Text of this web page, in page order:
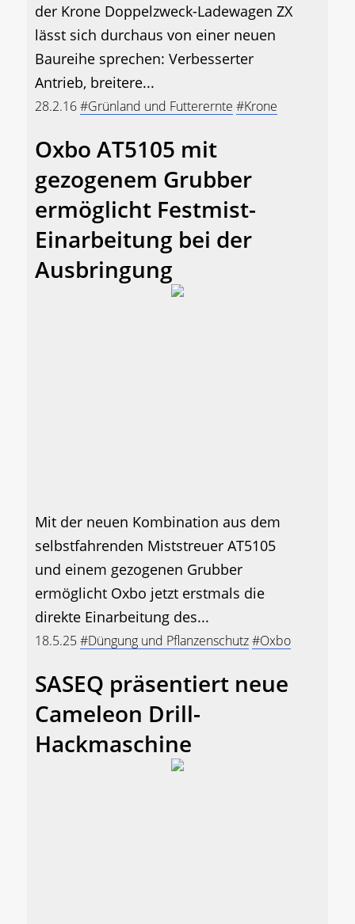
der Krone Doppelzweck-Ladewagen ZX
lässt sich durchaus von einer neuen
Baureihe sprechen: Verbesserter
Antrieb, breitere...
28.2.16#Grünland und Futterernte #Krone
Oxbo AT5105 mit
gezogenem Grubber
ermöglicht Festmist-
Einarbeitung bei der
Ausbringung
Mit der neuen Kombination aus dem
selbstfahrenden Miststreuer AT5105
und einem gezogenen Grubber
ermöglicht Oxbo jetzt erstmals die
direkte Einarbeitung des...
18.5.25#Düngung und Pflanzenschutz#Oxbo
SASEQ präsentiert neue
Cameleon Drill-
Hackmaschine